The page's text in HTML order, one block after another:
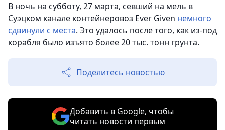
В ночь на субботу, 27 марта, севший на мель в
Суэцком канале контейнеровоз Ever Given немного
сдвинули с места. Это удалось после того, как из-под
корабля было изъято более 20 тыс. тонн грунта.
Поделитесь новостью
Добавить в Google, чтобы
читать новости первым